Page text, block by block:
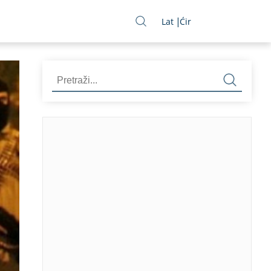
Lat Ćir